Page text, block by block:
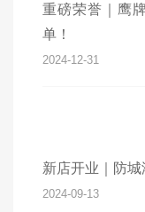
重磅荣誉｜鹰
单！
2024-12-31
新店开业｜防城
2024-09-13